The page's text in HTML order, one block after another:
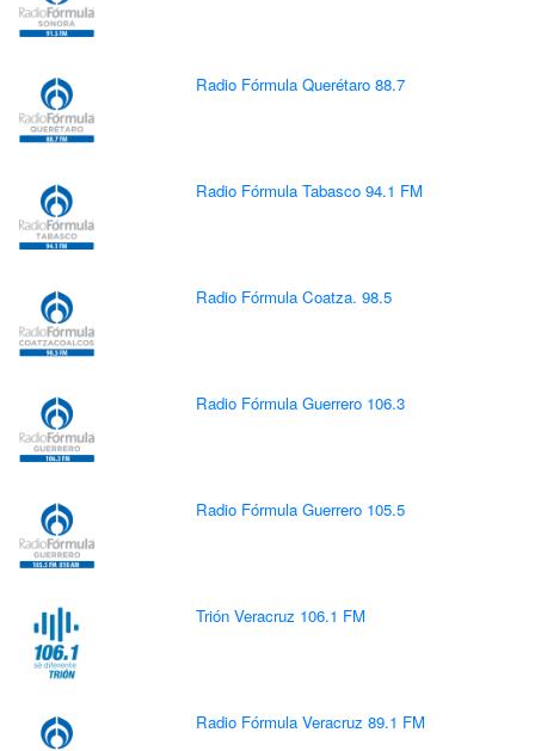
Radio Fórmula Querétaro 88.7
Radio Fórmula Tabasco 94.1 FM
Radio Fórmula Coatza. 98.5
Radio Fórmula Guerrero 106.3
Radio Fórmula Guerrero 105.5
Trión Veracruz 106.1 FM
Radio Fórmula Veracruz 89.1 FM